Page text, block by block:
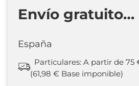
Envío gratuito…
España
Particulares: A partir de
(61,98 € Base imponible)